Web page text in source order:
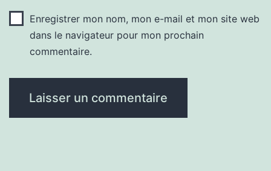
Enregistrer mon nom, mon e-mail et mon site web
dans le navigateur pour mon prochain
commentaire.